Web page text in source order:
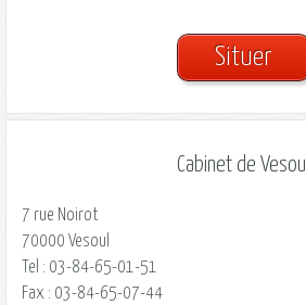
Situer
Cabinet de Vesoul
7 rue Noirot
70000 Vesoul
Tel : 03-84-65-01-51
Fax : 03-84-65-07-44